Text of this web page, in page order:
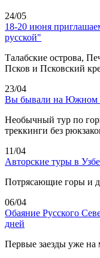
24/05
18-20 июня
русской"
Талабские острова,
Псков и Псковский
23/04
Вы бывали на Южном
Необычный тур по
треккинги без
11/04
Авторские туры в
Потрясающие горы и
06/04
Обаяние Русского
дней
Первые заезды уже на